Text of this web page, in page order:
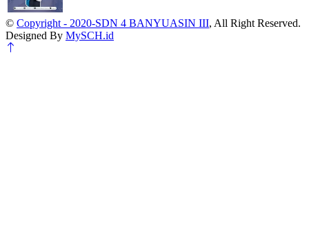
© Copyright - 2020-SDN 4 BANYUASIN III, All Right Reserved.
Designed By MySCH.id